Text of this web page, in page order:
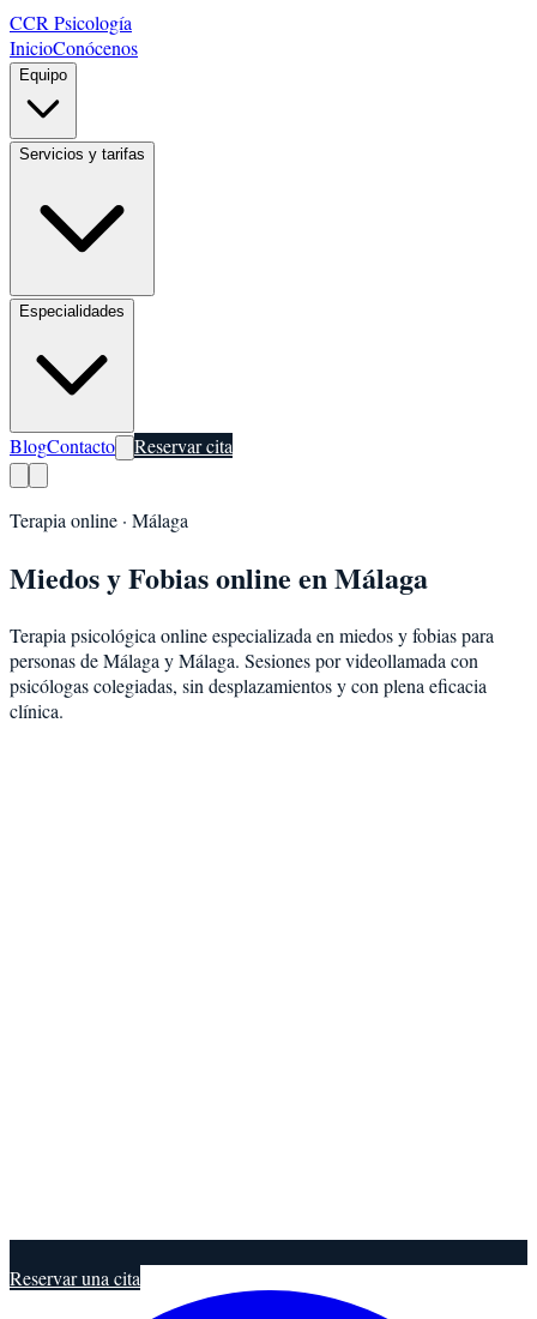
CCR Psicología
InicioConócenos
Equipo
Servicios y tarifas
Especialidades
BlogContacto Reservar cita
Terapia online · Málaga
Miedos y Fobiasonline enMálaga
Terapia psicológica online especializada en miedos y fobiaspara
personas deMálaga yMálaga. Sesiones por videollamada con
psicólogas colegiadas, sin desplazamientos y con plena eficacia
clínica.
Reservar una cita